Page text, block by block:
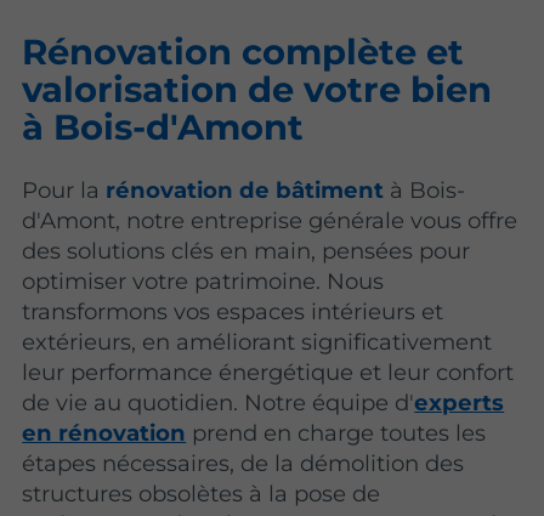
Rénovation complète et
valorisation de votre bien
à Bois-d'Amont
Pour la rénovation de bâtiment à Bois-
d'Amont, notre entreprise générale vous offre
des solutions clés en main, pensées pour
optimiser votre patrimoine. Nous
transformons vos espaces intérieurs et
extérieurs, en améliorant significativement
leur performance énergétique et leur confort
de vie au quotidien. Notre équipe d'experts
en rénovation prend en charge toutes les
étapes nécessaires, de la démolition des
structures obsolètes à la pose de